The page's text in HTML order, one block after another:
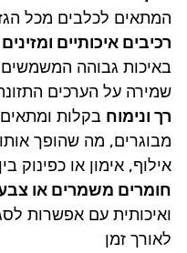
המתאים לכלבים מכל
רכיבים איכותיים ומזינים
באיכות גבוהה המשמשים
שמירה על הערכים
רך ונימוח בקלות
מבוגרים, מה שהופך
אילוף, אימון או כפינוק
חומרים משמרים או
ואיכותית עם אפשרות
לאורך זמן